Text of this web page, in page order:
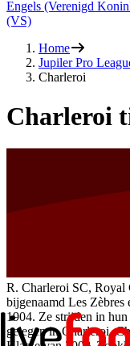
Engels (Verenigd
(VS)
Home
Jupiler Pro
Charleroi
Charleroi
R. Charleroi SC, Royal
bijgenaamd Les
1904. Ze strijden in
gelegen in Charleroi.